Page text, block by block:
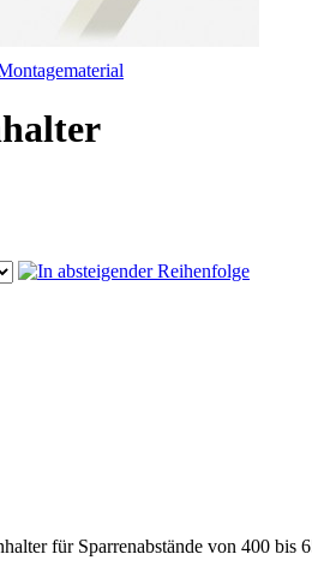
für Sparrenabstände von 400 bis